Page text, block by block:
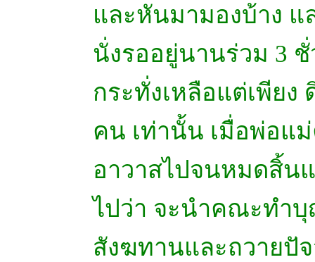
และหันมามองบ้าง แ
นั่งรออยู่นานร่วม 3
กระทั่งเหลือแต่เพีย
คน เท่านั้น เมื่อพ่อแ
อาวาสไปจนหมดสิ้น
ไปว่า จะนำคณะทำบุ
สังฆทานและถวายปั